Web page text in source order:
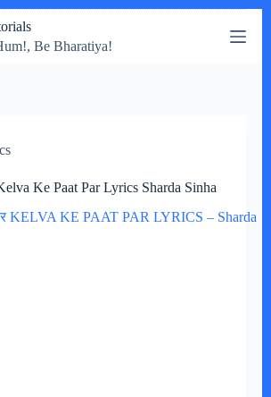
Be Bharatiya!
Ke Paat Par Lyrics Sharda Sinha